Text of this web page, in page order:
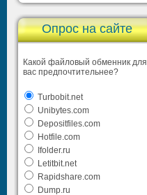
Опрос на сайте
Какой файловый обменник для
вас предпочтительнее?
Turbobit.net
Unibytes.com
Depositfiles.com
Hotfile.com
Ifolder.ru
Letitbit.net
Rapidshare.com
Dump.ru